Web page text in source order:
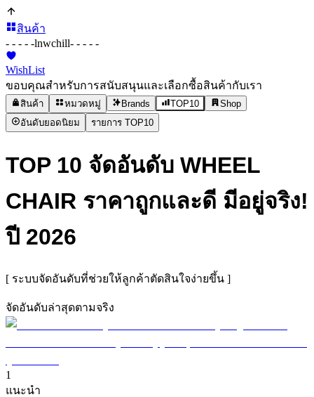
สินค้า
- - - - -lnwchill- - - - -
WishList
ขอบคุณสำหรับการสนับสนุนและเลือกซื้อสินค้ากับเรา
สินค้า หมวดหมู่ Brands TOP10
Shop
อันดับยอดนิยม
รายการ TOP10
TOP 10 จัดอันดับ WHEEL
CHAIR ราคาถูกและดี มีอยู่จริง!
ปี 2026
[ ระบบจัดอันดับที่ช่วยให้ลูกค้าตัดสินใจง่ายขึ้น ]
จัดอันดับล่าสุดตามจริง
1
แนะนำ